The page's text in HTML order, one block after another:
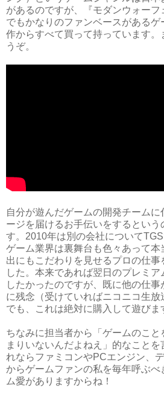
があるのですが、『モダンウォー
でもかなりのファンベースがある
作からすべて買って持っています
うぞ。
自分が遊んだゲームの開発チーム
ージを届けるお手伝いをするとい
す。2010年は別の会社についてTGS
ゲーム業界は裏舞台も色々あって
出にもこだわりを見せるプロの仕事
した。本来であれば翌日のプレミ
したかったのですが、既に他の仕
に残念（受けていればニコニコ生放
でも、これは絶対に購入して遊びま
ちなみに担当者から「ゲームのこ
まりいないんだよねえ」的なこと
れならファミコンやPCエンジン、
からゲームファンの私を毎年呼ぶべ
ム愛がありますからね！